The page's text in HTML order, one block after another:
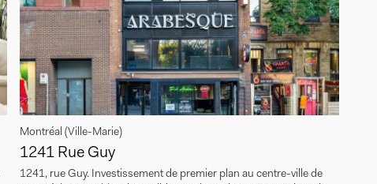
Montréal (Ville-Marie)
1241 Rue Guy
1241, rue Guy. Investissement de premier plan au centre-ville de